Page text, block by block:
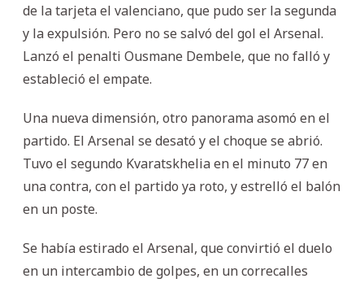
de la tarjeta el valenciano, que pudo ser la segunda
y la expulsión. Pero no se salvó del gol el Arsenal.
Lanzó el penalti Ousmane Dembele, que no falló y
estableció el empate.
Una nueva dimensión, otro panorama asomó en el
partido. El Arsenal se desató y el choque se abrió.
Tuvo el segundo Kvaratskhelia en el minuto 77 en
una contra, con el partido ya roto, y estrelló el balón
en un poste.
Se había estirado el Arsenal, que convirtió el duelo
en un intercambio de golpes, en un correcalles